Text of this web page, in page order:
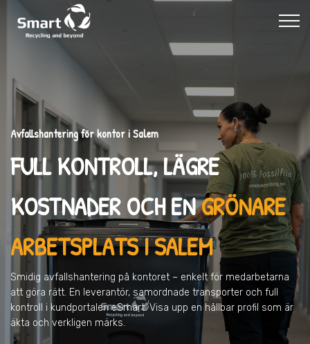
Avfallshantering för kontor i Salem
FULL KONTROLL, LÄGRE
KOSTNADER OCH ENGRÖNARE
ARBETSPLATS I SALEM
Smidig avfallshantering på kontoret – enkelt för medarbetarna
att göra rätt. En leverantör, samordnade transporter och full
kontroll i kundportalen eSmart. Visa upp en hållbar profil som är
äkta och verkligen märks.